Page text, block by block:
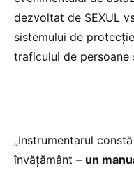
dezvoltat de SEXUL
sistemului de
traficului de persoane
„Instrumentarul
învățământ – un